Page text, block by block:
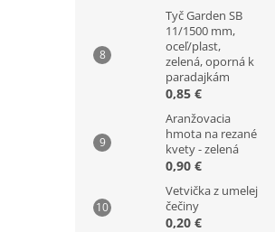
Tyč Garden SB
11/1500 mm,
oceľ/plast,
zelená, oporná k
paradajkám
0,85 €
Aranžovacia
hmota na rezané
kvety - zelená
0,90 €
Vetvička z umelej
čečiny
0,20 €